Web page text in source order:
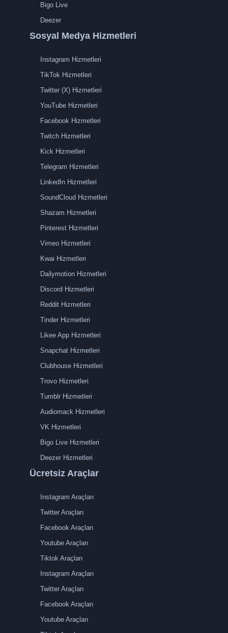
Bigo Live
Deezer
Sosyal Medya Hizmetleri
Instagram Hizmetleri
TikTok Hizmetleri
Twitter (X) Hizmetleri
YouTube Hizmetleri
Facebook Hizmetleri
Twitch Hizmetleri
Kick Hizmetleri
Telegram Hizmetleri
LinkedIn Hizmetleri
SoundCloud Hizmetleri
Shazam Hizmetleri
Pinterest Hizmetleri
Vimeo Hizmetleri
Kwai Hizmetleri
Dailymotion Hizmetleri
Discord Hizmetleri
Reddit Hizmetleri
Tinder Hizmetleri
Likee App Hizmetleri
Snapchat Hizmetleri
Clubhouse Hizmetleri
Trovo Hizmetleri
Tumblr Hizmetleri
Audiomack Hizmetleri
VK Hizmetleri
Bigo Live Hizmetleri
Deezer Hizmetleri
Ücretsiz Araçlar
Instagram Araçları
Twitter Araçları
Facebook Araçları
Youtube Araçları
Tiktok Araçları
Instagram Araçları
Twitter Araçları
Facebook Araçları
Youtube Araçları